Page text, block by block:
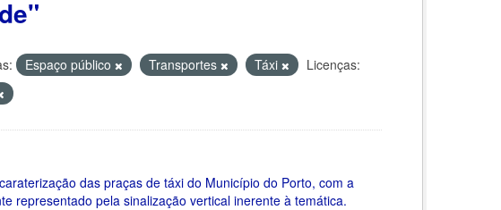
Espaço público Transportes Táxi
Licenças:
das praças de táxi do Município do Porto, com a
representado pela sinalização vertical inerente à temática.